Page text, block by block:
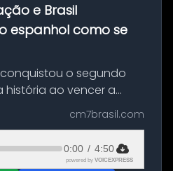
e Brasil
espanhol como se
o segundo
história ao vencer a
domingo (19), na
de 2026. Depois
durante o te...
cm7brasil.com
0:00 / 4:50
powered by VOICEXPRESS